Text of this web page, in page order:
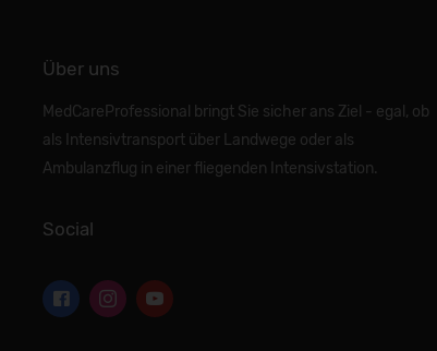
Über uns
MedCareProfessional bringt Sie sicher ans Ziel - egal, ob
als Intensivtransport über Landwege oder als
Ambulanzflug in einer fliegenden Intensivstation.
Social